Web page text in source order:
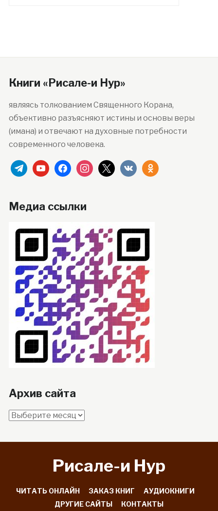
Книги «Рисале-и Нур»
являясь толкованием Священного Корана,
объективно разъясняют истины и основы веры
(имана) и отвечают на духовные потребности
современного человека.
telegramyoutubefacebookinstagram
x vkontakteodnoklassniki
Медиа ссылки
Архив сайта
Архив
Рисале-и Hyp
ЧИТАТЬ ОНЛАЙН ЗАКАЗ КНИГ
АУДИОКНИГИ
ДРУГИЕ САЙТЫ
КОНТАКТЫ